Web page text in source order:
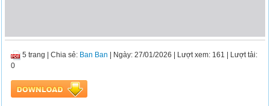
5 trang |Chia sẻ: Ban Ban | Ngày: 27/01/2026 | Lượt xem: 161 | Lượt tải:
0